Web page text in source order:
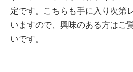
定です。こちらも手に入り次第
いますので、興味のある方はご
いです。